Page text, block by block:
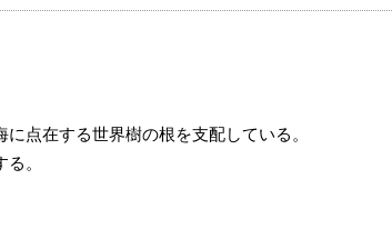
点在する世界樹の根を支配している。
。